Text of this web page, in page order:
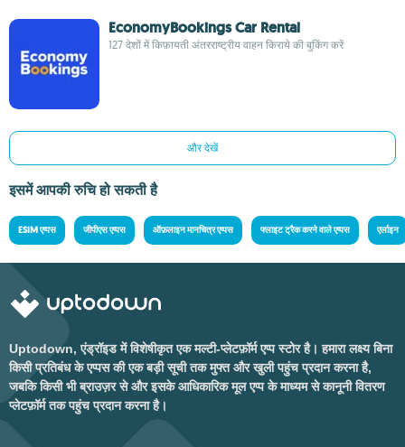
EconomyBookings Car Rental
127 देशों में किफ़ायती अंतरराष्ट्रीय वाहन किराये की बुकिंग करें
और देखें
इसमें आपकी रुचि हो सकती है
ESIM एप्पस जीपीएस एप्पस ऑफ़लाइन मानचित्र एप्पस फ्लाइट ट्रैक करने वाले एप्पस एर्लाइन
Uptodown, एंड्रॉइड में विशेषीकृत एक मल्टी-प्लेटफ़ॉर्म एप्प स्टोर है। हमारा लक्ष्य बिना
किसी प्रतिबंध के एप्पस की एक बड़ी सूची तक मुफ्त और खुली पहुंच प्रदान करना है,
जबकि किसी भी ब्राउज़र से और इसके आधिकारिक मूल एप्प के माध्यम से कानूनी वितरण
प्लेटफ़ॉर्म तक पहुंच प्रदान करना है।